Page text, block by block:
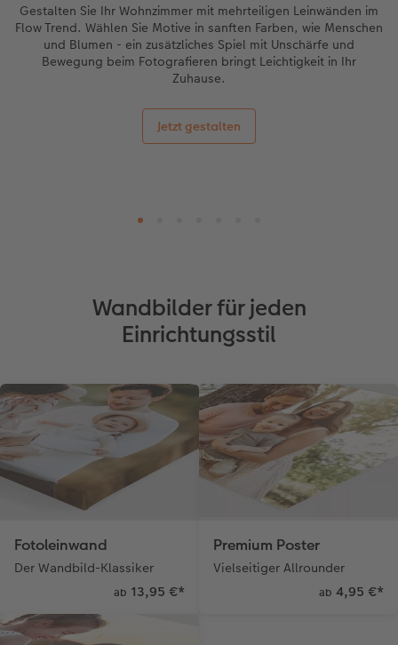
Gestalten Sie Ihr Wohnzimmer mit mehrteiligen Leinwänden im
Flow Trend. Wählen Sie Motive in sanften Farben, wie Menschen
und Blumen - ein zusätzliches Spiel mit Unschärfe und
Bewegung beim Fotografieren bringt Leichtigkeit in Ihr
Zuhause.
Jetzt gestalten
Wandbilder für jeden
Einrichtungsstil
Fotoleinwand
Der Wandbild-Klassiker
ab 13,95 €*
Premium Poster
Vielseitiger Allrounder
ab 4,95 €*